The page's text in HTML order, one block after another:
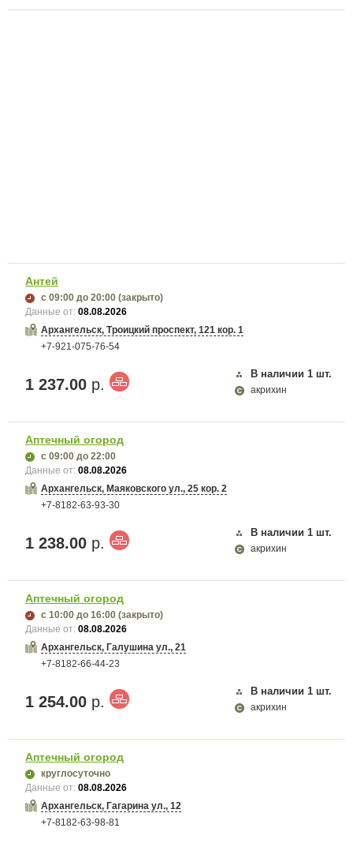
Антей
с 09:00 до 20:00 (закрыто)
Данные от:08.08.2026
Архангельск, Троицкий проспект, 121 кор. 1
+7-921-075-76-54
1 237.00 р.
В наличии 1 шт.
акрихин
Аптечный огород
с 09:00 до 22:00
Данные от:08.08.2026
Архангельск, Маяковского ул., 25 кор. 2
+7-8182-63-93-30
1 238.00 р.
В наличии 1 шт.
акрихин
Аптечный огород
с 10:00 до 16:00 (закрыто)
Данные от:08.08.2026
Архангельск, Галушина ул., 21
+7-8182-66-44-23
1 254.00 р.
В наличии 1 шт.
акрихин
Аптечный огород
круглосуточно
Данные от:08.08.2026
Архангельск, Гагарина ул., 12
+7-8182-63-98-81